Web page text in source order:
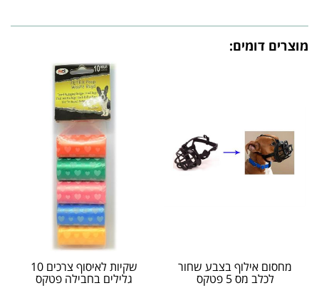
מוצרים דומים:
מחסום אילוף בצבע שחור
לכלב מס 5 פטקס
שקיות לאיסוף צרכים 10
גלילים בחבילה פטקס